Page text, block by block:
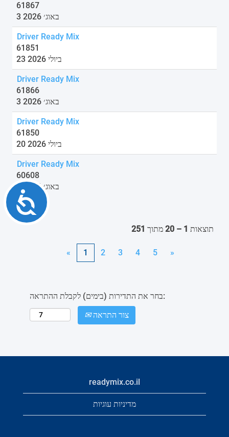
Accessibility
61867
3 באוג׳ 2026
Driver Ready Mix
61851
23 ביולי 2026
Driver Ready Mix
61866
3 באוג׳ 2026
Driver Ready Mix
61850
20 ביולי 2026
Driver Ready Mix
60608
1 באוג׳ 2026
תוצאות 1 – 20 מתוך 251
« 1 2 3 4 5 »
בחר את התדירות (בימים) לקבלת ההתראה:
צור התראה
readymix.co.il
מדיניות עוגיות